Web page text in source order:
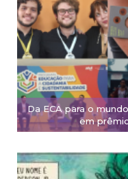
Da ECA para o
em